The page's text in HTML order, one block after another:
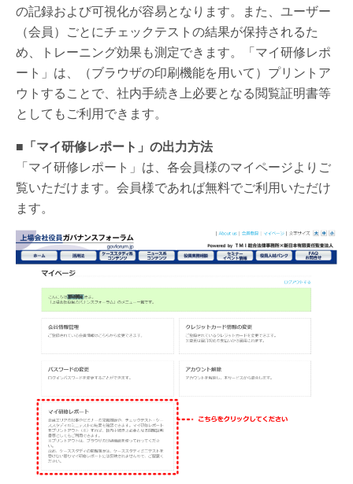
の記録および可視化が容易となります。また、ユーザー
（会員）ごとにチェックテストの結果が保持されるた
め、トレーニング効果も測定できます。「マイ研修レポ
ート」は、（ブラウザの印刷機能を用いて）プリントア
ウトすることで、社内手続き上必要となる閲覧証明書等
としてもご利用できます。
■「マイ研修レポート」の出力方法
「マイ研修レポート」は、各会員様のマイページよりご
覧いただけます。会員様であれば無料でご利用いただけ
ます。